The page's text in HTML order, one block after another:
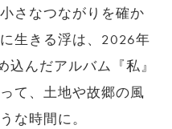
さなつながりを確か
生きる浮は、2026年
んだアルバム『私』
て、土地や故郷の風
な時間に。